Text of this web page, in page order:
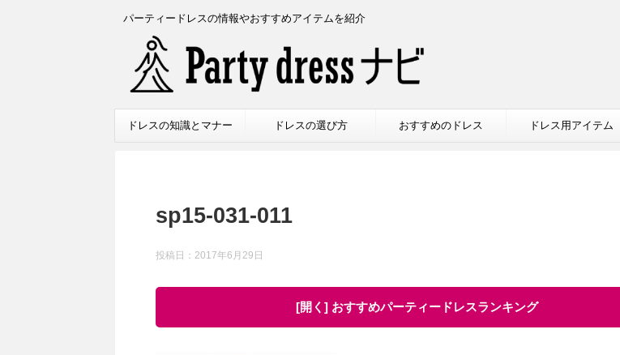
パーティードレスの情報やおすすめアイテムを紹介
ドレスの知識とマナー ドレスの選び方 おすすめのドレス ドレス用アイテム
sp15-031-011
投稿日： 2017年6月29日
[開く] おすすめパーティードレスランキング